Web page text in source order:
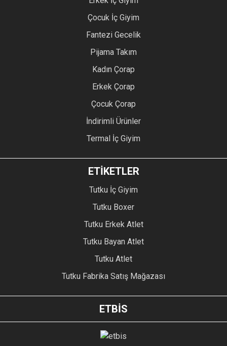
Çocuk İç Giyim
Fantezi Gecelik
Pijama Takım
Kadın Çorap
Erkek Çorap
Çocuk Çorap
İndirimli Ürünler
Termal İç Giyim
ETİKETLER
Tutku İç Giyim
Tutku Boxer
Tutku Erkek Atlet
Tutku Bayan Atlet
Tutku Atlet
Tutku Fabrika Satış Mağazası
ETBİS